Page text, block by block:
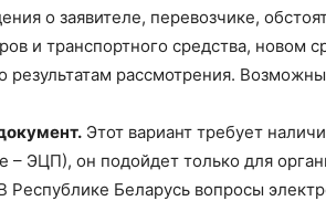
о заявителе, перевозчике,
и транспортного средства, новом
результатам рассмотрения.
Этот вариант требует
– ЭЦП), он подойдет только для
Республике Беларусь вопросы